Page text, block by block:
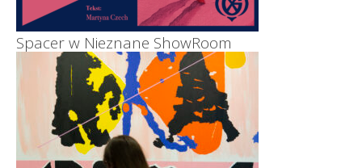
Spacer w Nieznane ShowRoom